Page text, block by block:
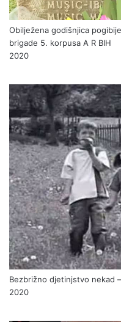
Obilježena godišnjica
brigade 5. korpusa A R BIH
2020
Bezbrižno djetinjstvo nekad
2020